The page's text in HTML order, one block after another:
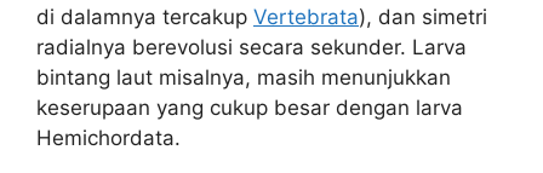
di dalamnya tercakup Vertebrata), dan simetri
radialnya berevolusi secara sekunder. Larva
bintang laut misalnya, masih menunjukkan
keserupaan yang cukup besar dengan larva
Hemichordata.